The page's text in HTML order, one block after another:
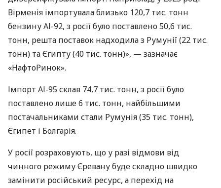
Вірменія імпортувала близько 120,7 тис. тонн
бензину АІ-92, з росії було поставлено 50,6 тис.
тонн, решта поставок надходила з Румунії (22 тис.
тонн) та Єгипту (40 тис. тонн)», — зазначає
«НафтоРинок».
Імпорт АІ-95 склав 74,7 тис. тонн, з росії було
поставлено лише 6 тис. тонн, найбільшими
постачальниками стали Румунія (35 тис. тонн),
Єгипет і Болгарія.
У росії розраховують, що у разі відмови від
чинного режиму Єревану буде складно швидко
замінити російський ресурс, а перехід на